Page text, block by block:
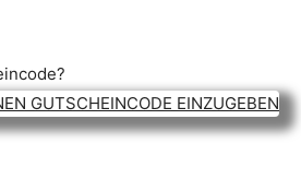
GUTSCHEINCODE EINZUGEBEN